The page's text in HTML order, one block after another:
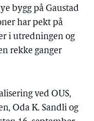
bygg på Gaustad
har pekt på
i utredningen og
rekke ganger
ved OUS,
Oda K. Sandli og